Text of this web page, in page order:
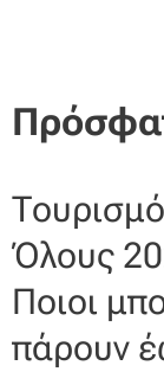
Όλους
Ποιοι
πάρουν